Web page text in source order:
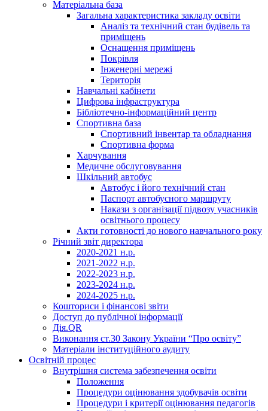
Матеріальна база
Загальна характеристика закладу освіти
Аналіз та технічний стан будівель та
приміщень
Оснащення приміщень
Покрівля
Інженерні мережі
Територія
Навчальні кабінети
Цифрова інфраструктура
Бібліотечно-інформаційний центр
Спортивна база
Спортивний інвентар та обладнання
Спортивна форма
Харчування
Медичне обслуговування
Шкільний автобус
Автобус і його технічний стан
Паспорт автобусного маршруту
Накази з організації підвозу учасників
освітнього процесу
Акти готовності до нового навчального року
Річний звіт директора
2020-2021 н.р.
2021-2022 н.р.
2022-2023 н.р.
2023-2024 н.р.
2024-2025 н.р.
Кошториси і фінансові звіти
Доступ до публічної інформації
Дія.QR
Виконання ст.30 Закону України “Про освіту”
Матеріали інституційного аудиту
Освітній процес
Внутрішня система забезпечення освіти
Положення
Процедури оцінювання здобувачів освіти
Процедури і критерії оцінювання педагогів